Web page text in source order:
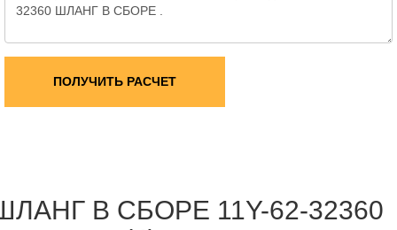
ПОЛУЧИТЬ РАСЧЕТ
В СБОРЕ 11Y-62-32360